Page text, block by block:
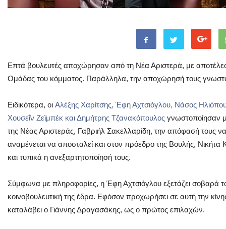
Επτά βουλευτές αποχώρησαν από τη Νέα Αριστερά, με
Ομάδας του κόμματος. Παράλληλα, την αποχώρησή τους
Ειδικότερα, οι Αλέξης Χαρίτσης, Έφη Αχτσιόγλου, Νάσος
Χουσεΐν Ζεϊμπέκ και Δημήτρης Τζανακόπουλος γνωστοποίησαν
της Νέας Αριστεράς, Γαβριήλ Σακελλαρίδη, την απόφασή τους
αναμένεται να αποσταλεί και στον πρόεδρο της Βουλής,
και τυπικά η ανεξαρτητοποίησή τους.
Σύμφωνα με πληροφορίες, η Έφη Αχτσιόγλου εξετάζει σοβαρά
κοινοβουλευτική της έδρα. Εφόσον προχωρήσει σε αυτή την
καταλάβει ο Γιάννης Δραγασάκης, ως ο πρώτος επιλαχών.